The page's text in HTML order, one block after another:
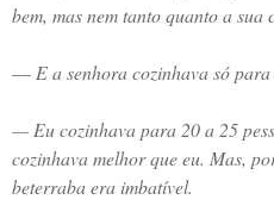
bem, mas nem tanto quanto a sua
— E a senhora cozinhava só
— Eu cozinhava para 20 a 25
cozinhava melhor que eu. Mas,
beterraba era imbatível.